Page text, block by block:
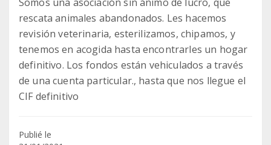
rescata animales abandonados. Les hacemos
revisión veterinaria, esterilizamos, chipamos, y
tenemos en acogida hasta encontrarles un hogar
definitivo. Los fondos están vehiculados a través
de una cuenta particular., hasta que nos llegue el
CIF definitivo
Publié le